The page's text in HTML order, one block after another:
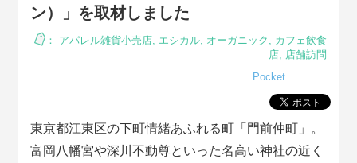
ン）」を取材しました
： アパレル雑貨小売店, エシカル, オーガニック , カフェ飲食
店, 店舗訪問
Pocket
東京都江東区の下町情緒あふれる町「門前仲町」。
富岡八幡宮や深川不動尊といった名高い神社の近く